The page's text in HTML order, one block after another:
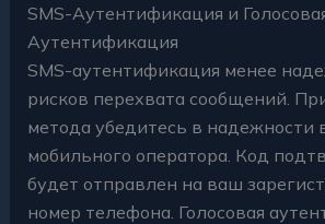
SMS-Аутентификация и
Аутентификация
SMS-аутентификация менее
рисков перехвата сообщений.
метода убедитесь в надежности
мобильного оператора. Код
будет отправлен на ваш
номер телефона. Голосовая